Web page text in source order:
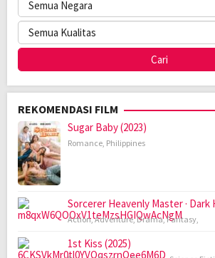
REKOMENDASI FILM
Sugar Baby (2023)
Romance Philippines
Sorcerer Heavenly Master ·
Action,Adventure,Drama,Fantasy
1st Kiss (2025)